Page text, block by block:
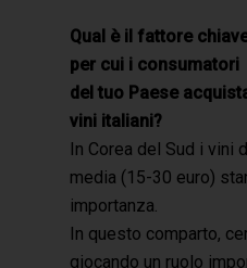
Qual è il fattore
per cui i consumatori
del tuo Paese
vini italiani?
In Corea del Sud i vini
media (15-30 euro)
importanza.
In questo comparto,
giocando un ruolo